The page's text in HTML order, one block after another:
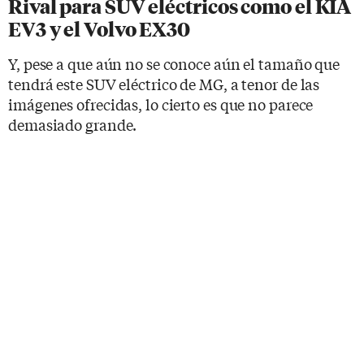
Rival para SUV eléctricos como el KIA
EV3 y el Volvo EX30
Y, pese a que aún no se conoce aún el tamaño que
tendrá este SUV eléctrico de MG, a tenor de las
imágenes ofrecidas, lo cierto es que no parece
demasiado grande.